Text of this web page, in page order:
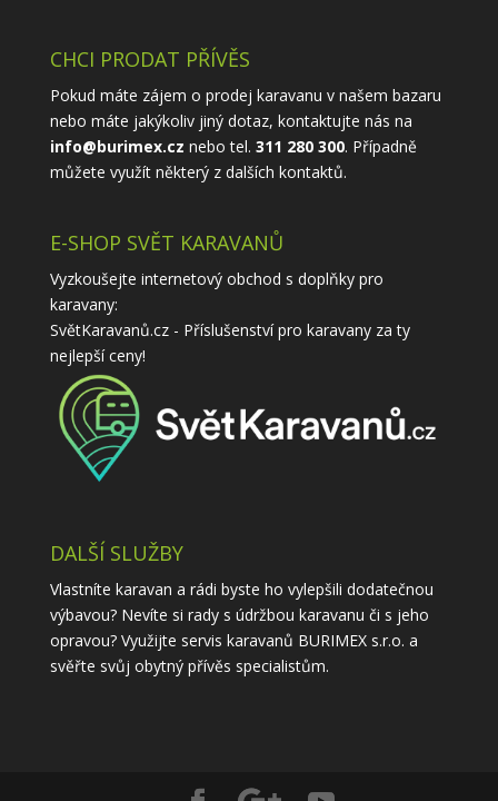
CHCI PRODAT PŘÍVĚS
Pokud máte zájem o prodej karavanu v našem bazaru
nebo máte jakýkoliv jiný dotaz, kontaktujte nás na
info@burimex.cz nebo tel. 311 280 300. Případně
můžete využít některý z dalších kontaktů.
E-SHOP SVĚT KARAVANŮ
Vyzkoušejte internetový obchod s doplňky pro
karavany:
SvětKaravanů.cz - Příslušenství pro karavanyza ty
nejlepší ceny!
DALŠÍ SLUŽBY
Vlastníte karavan a rádi byste ho vylepšili dodatečnou
výbavou? Nevíte si rady s údržbou karavanu či s jeho
opravou? Využijte servis karavanů BURIMEX s.r.o. a
svěřte svůj obytný přívěs specialistům.